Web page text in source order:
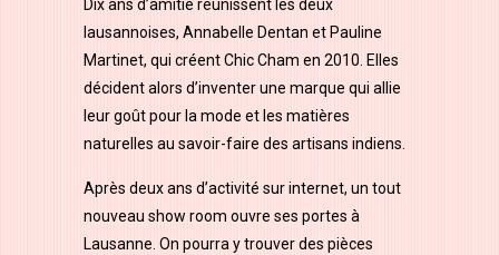
Dix ans d’amitié réunissent les deux
lausannoises, Annabelle Dentan et Pauline
Martinet, qui créent Chic Cham en 2010. Elles
décident alors d’inventer une marque qui allie
leur goût pour la mode et les matières
naturelles au savoir-faire des artisans indiens.
Après deux ans d’activité sur internet, un tout
nouveau show room ouvre ses portes à
Lausanne. On pourra y trouver des pièces